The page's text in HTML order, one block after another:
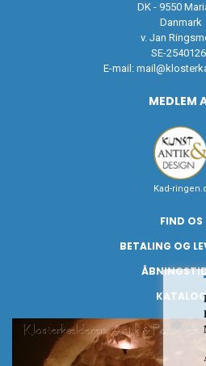
DK - 9550
Danmark
v. Jan
SE-
E-mail:
MEDLEM
Kad-
FIND OS
BETALING OG
KATALOG